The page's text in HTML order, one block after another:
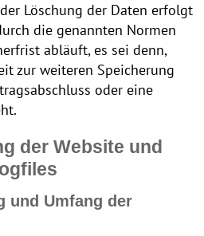
Löschung der Daten erfolgt
die genannten Normen
abläuft, es sei denn,
zur weiteren Speicherung
oder eine
der Website und
und Umfang der